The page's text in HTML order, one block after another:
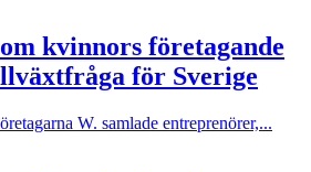
kvinnors företagande
för Sverige
W. samlade entreprenörer,...